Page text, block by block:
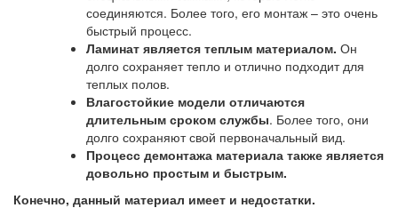
соединяются. Более того, его монтаж – это очень
быстрый процесс.
Ламинат является теплым материалом. Он
долго сохраняет тепло и отлично подходит для
теплых полов.
Влагостойкие модели отличаются
длительным сроком службы. Более того, они
долго сохраняют свой первоначальный вид.
Процесс демонтажа материала также является
довольно простым и быстрым.
Конечно, данный материал имеет и недостатки.